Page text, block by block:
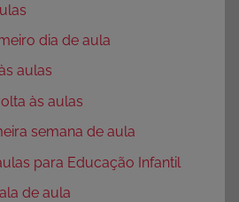
dia de aula
aulas
às aulas
semana de aula
para Educação Infantil
de aula